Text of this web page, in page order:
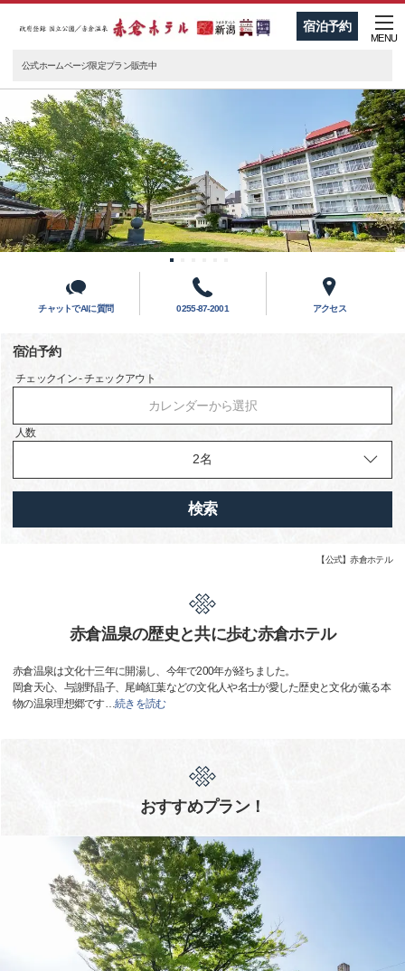
宿泊予約
MENU
公式ホームページ限定プラン販売中
チャットでAIに質問 0255-87-2001 アクセス
宿泊予約
チェックイン - チェックアウト
カレンダーから選択
人数
検索
【公式】赤倉ホテル
赤倉温泉の歴史と共に歩む赤倉ホテル
赤倉温泉は文化十三年に開湯し、今年で200年が経ちました。
岡倉天心、与謝野晶子、尾崎紅葉などの文化人や名士が愛した歴史と文化が薫る本
物の温泉理想郷です…続きを読む
おすすめプラン！